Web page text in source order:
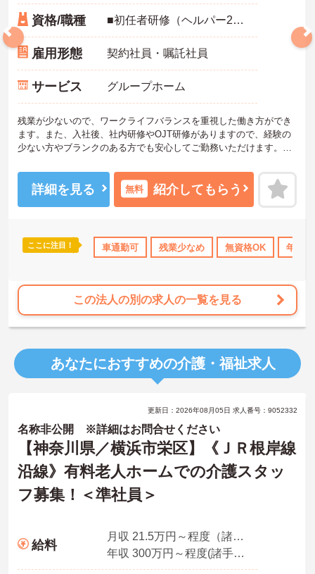
研修制度あり 産休･育休･介護休暇取得実績あり 社会保険完備
資格/職種 ■初任者研修（ヘルパー2級）、実務者研修（ヘルパー1級）、介護福祉士免許 ■介護経験半年以上
雇用形態 契約社員・嘱託社員
サービス グループホーム
残業が少ないので、ワークライフバランスを重視した働き方ができ
ます。また、入社後、社内研修やOJT研修がありますので、経験の
少ない方やブランクのある方でも安心してご勤務いただけます。ご
のでお気軽にご相談ください。
詳細を見る 無料 紹介してもらう
ここに注目！ 車通勤可 残業少なめ 無資格OK 年間
この法人の別の求人の一覧を見る
あなたにおすすめの介護・福祉求人
更新日：2026年08月05日 求人番号：9052332
名称非公開 ※詳細はお問合せください
【神奈川県／横浜市栄区】《ＪＲ根岸線
沿線》有料老人ホームでの介護スタッ
フ募集！＜準社員＞
給料
月収 21.5万円～程度（諸手当込み）
年収 300万円～程度(諸手当込み）